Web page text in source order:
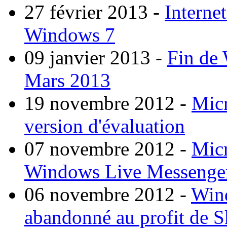
27 février 2013 -
Windows 7
09 janvier 2013 - Fin de
Mars 2013
19 novembre 2012 -
version d'évaluation
07 novembre 2012 -
Windows Live
06 novembre 2012 -
abandonné au profit de